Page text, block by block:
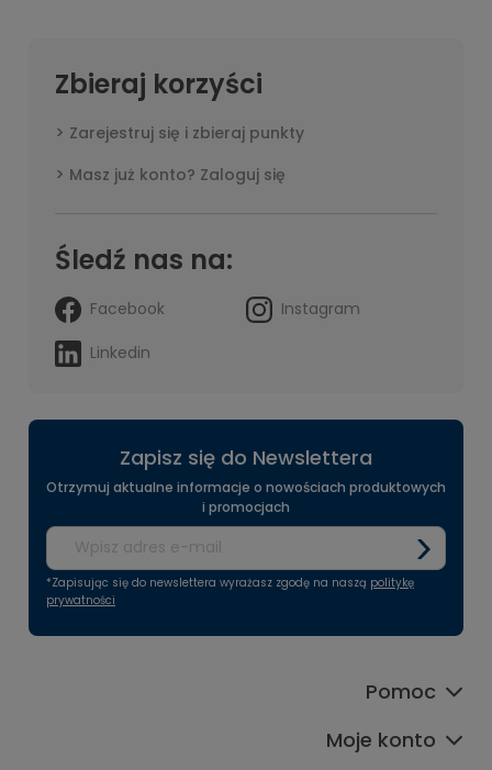
Zbieraj korzyści
Zarejestruj się i zbieraj punkty
Masz już konto? Zaloguj się
Śledź nas na:
Facebook
Instagram
Linkedin
Zapisz się do Newslettera
Otrzymuj aktualne informacje o nowościach produktowych
i promocjach
*Zapisując się do newslettera wyrażasz zgodę na naszą politykę
prywatności
Pomoc
Moje konto